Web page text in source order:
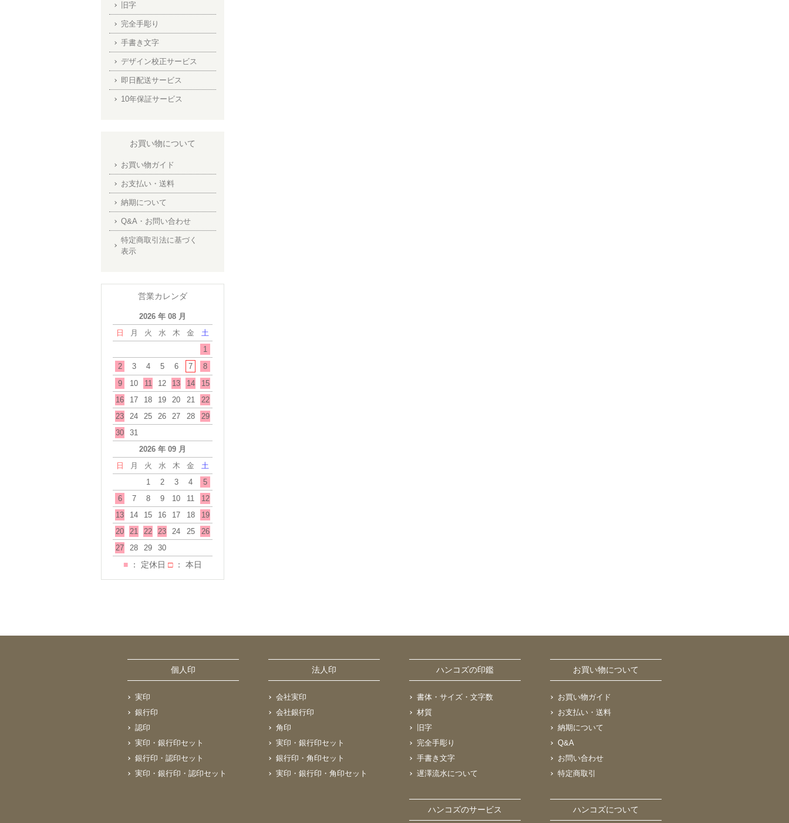
旧字
完全手彫り
手書き文字
デザイン校正サービス
即日配送サービス
10年保証サービス
お買い物について
お買い物ガイド
お支払い・送料
納期について
Q&A・お問い合わせ
特定商取引法に基づく
表示
営業カレンダ
2026 年 08 月
日
月 火 水 木 金
土
1
2
3 4 5 6 7
8
9
10 11 12 13 14
15
16
17 18 19 20 21
22
23
24 25 26 27 28
29
30
31
2026 年 09 月
日
月 火 水 木 金
土
1
2 3 4
5
6
7 8 9 10 11
12
13
14 15 16 17 18
19
20
21 22 23 24 25
26
27
28 29 30
■ ： 定休日 □： 本日
個人印
実印
銀行印
認印
実印・銀行印セット
銀行印・認印セット
実印・銀行印・認印セット
法人印
会社実印
会社銀行印
角印
実印・銀行印セット
銀行印・角印セット
実印・銀行印・角印セット
ハンコズの印鑑
書体・サイズ・文字数
材質
旧字
完全手彫り
手書き文字
遅澤流水について
お買い物について
お買い物ガイド
お支払い・送料
納期について
Q&A
お問い合わせ
特定商取引
ハンコズのサービス ハンコズについて